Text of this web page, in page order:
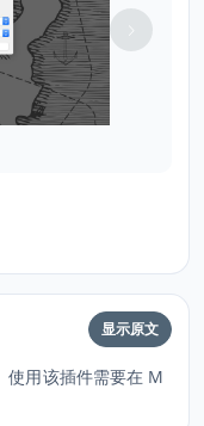
显示原文
用该插件需要在 M